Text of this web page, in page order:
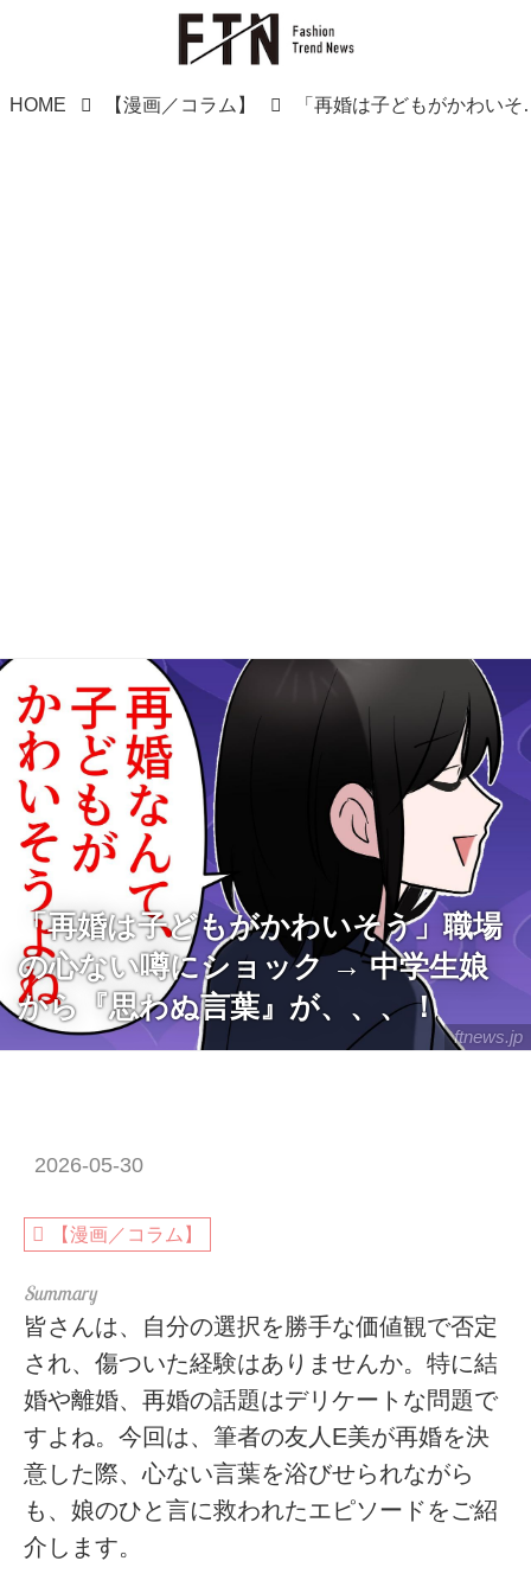
HOME 【漫画／コラム】 「再婚は子どもがか
ftnews.jp
「再婚は子どもがかわいそう」職場
の心ない噂にショック → 中学生娘
から『思わぬ言葉』が、、、！
2026-05-30
【漫画／コラム】
皆さんは、自分の選択を勝手な価値観で否定
され、傷ついた経験はありませんか。特に結
婚や離婚、再婚の話題はデリケートな問題で
すよね。今回は、筆者の友人E美が再婚を決
意した際、心ない言葉を浴びせられながら
も、娘のひと言に救われたエピソードをご紹
介します。